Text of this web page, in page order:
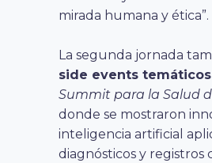
mirada humana y ética”.
La segunda jornada
side events temáticos
Summit para la Salud
donde se mostraron
inteligencia artificial
diagnósticos y registros